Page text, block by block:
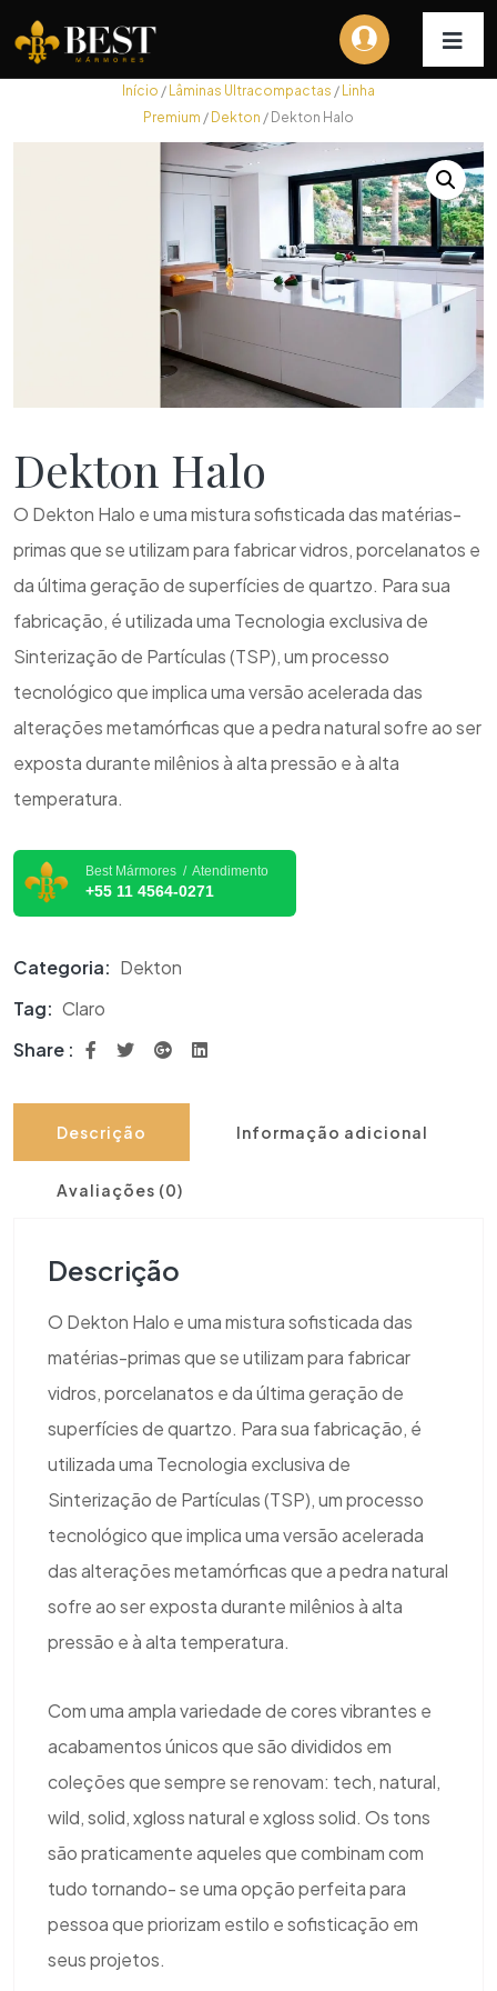
Início / Lâminas Ultracompactas / Linha
Premium / Dekton / Dekton Halo
Dekton Halo
O Dekton Halo e uma mistura sofisticada das matérias-
primas que se utilizam para fabricar vidros, porcelanatos e
da última geração de superfícies de quartzo. Para sua
fabricação, é utilizada uma Tecnologia exclusiva de
Sinterização de Partículas (TSP), um processo
tecnológico que implica uma versão acelerada das
alterações metamórficas que a pedra natural sofre ao ser
exposta durante milênios à alta pressão e à alta
temperatura.
Best Mármores / Atendimento
+55 11 4564-0271
Categoria: Dekton
Tag: Claro
Share :
Descrição Informação adicional
Avaliações (0)
Descrição
O Dekton Halo e uma mistura sofisticada das
matérias-primas que se utilizam para fabricar
vidros, porcelanatos e da última geração de
superfícies de quartzo. Para sua fabricação, é
utilizada uma Tecnologia exclusiva de
Sinterização de Partículas (TSP), um processo
tecnológico que implica uma versão acelerada
das alterações metamórficas que a pedra natural
sofre ao ser exposta durante milênios à alta
pressão e à alta temperatura.
Com uma ampla variedade de cores vibrantes e
acabamentos únicos que são divididos em
coleções que sempre se renovam: tech, natural,
wild, solid, xgloss natural e xgloss solid. Os tons
são praticamente aqueles que combinam com
tudo tornando- se uma opção perfeita para
pessoa que priorizam estilo e sofisticação em
seus projetos.